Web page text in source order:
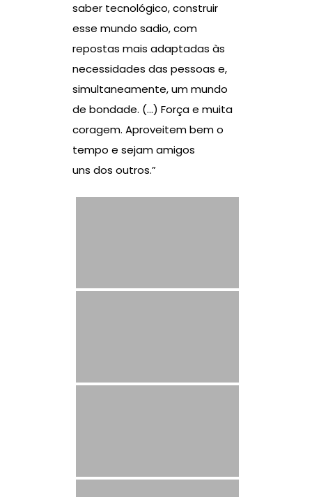
saber tecnológico, construir
esse mundo sadio, com
repostas mais adaptadas às
necessidades das pessoas e,
simultaneamente, um mundo
de bondade. (…) Força e muita
coragem. Aproveitem bem o
tempo e sejam amigos
uns dos outros.”